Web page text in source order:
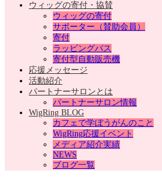
ウィッグの寄付・協賛
ウィッグの寄付
サポーター（賛助会員）
寄付
ラッピングバス
寄付型自動販売機
応援メッセージ
活動紹介
パートナーサロンとは
パートナーサロン情報
WigRing BLOG
カフェで学ぼうがんのこと
WigRing応援イベント
メディア紹介実績
NEWS
ブログ一覧